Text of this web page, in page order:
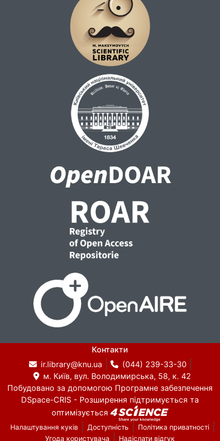
підтримки свого психоемоційного стану,
повернення контролю і керування
ситуацією до посилення власної
ідентичності, усвідомлення себе як
українця та частини сильного народу).
Контакти
ir.library@knu.ua
(044) 239-33-30
м. Київ, вул. Володимирська, 58, к. 42
Побудовано за допомогою Програмне забезпечення
DSpace-CRIS - Розширення підтримується та
оптимізується
Налаштування куків Доступність
Політика приватності
Угода користувача
Надіслати відгук